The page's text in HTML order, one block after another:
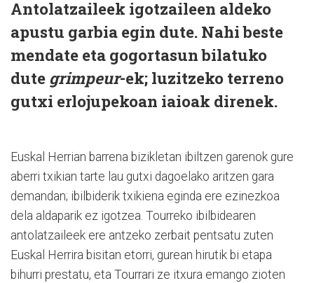
Antolatzaileek igotzaileen aldeko
apustu garbia egin dute. Nahi beste
mendate eta gogortasun bilatuko
dute grimpeur-ek; luzitzeko terreno
gutxi erlojupekoan iaioak direnek.
Euskal Herrian barrena bizikletan ibiltzen garenok gure
aberri txikian tarte lau gutxi dagoelako aritzen gara
demandan; ibilbiderik txikiena eginda ere ezinezkoa
dela aldaparik ez igotzea. Tourreko ibilbidearen
antolatzaileek ere antzeko zerbait pentsatu zuten
Euskal Herrira bisitan etorri, gurean hirutik bi etapa
bihurri prestatu, eta Tourrari ze itxura emango zioten